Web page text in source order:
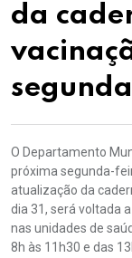
da
O Departamento
próxima segunda-
atualização da
dia 31, será voltada
nas unidades de
8h às 11h30 e das